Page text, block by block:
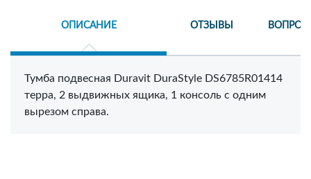
ОПИСАНИЕ ОТЗЫВЫ
Тумба подвесная Duravit DuraStyle DS6785R01414
терра, 2 выдвижных ящика, 1 консоль с одним
вырезом справа.